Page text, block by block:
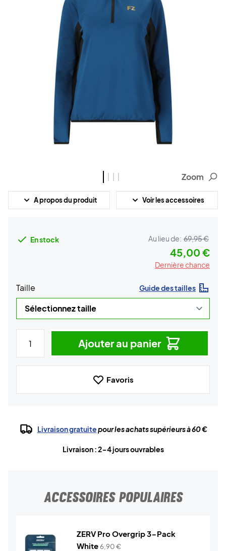
Zoom
A propos du produit Voir les accessoires
En stock Au lieu de: 69,95 €
45,00 €
Dernière chance
Taille Guide des tailles
Ajouter au panier
Favoris
Livraison gratuitepour les achats supérieurs à 60 €
Livraison : 2-4 jours ouvrables
ACCESSOIRES POPULAIRES
ZERV Pro Overgrip 3-Pack
White6,90€